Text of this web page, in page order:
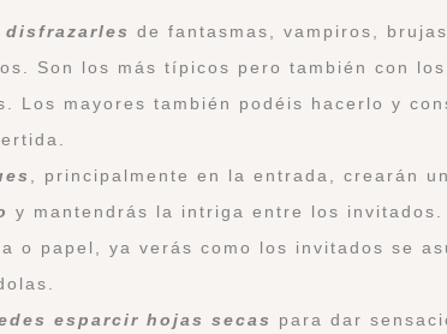
disfrazarles de fantasmas, vampiros, brujas,
Son los más típicos pero también con los
Los mayores también podéis hacerlo y
, principalmente en la entrada, crearán un
y mantendrás la intriga entre los invitados.
o papel, ya verás como los invitados se
esparcir hojas secas
para dar